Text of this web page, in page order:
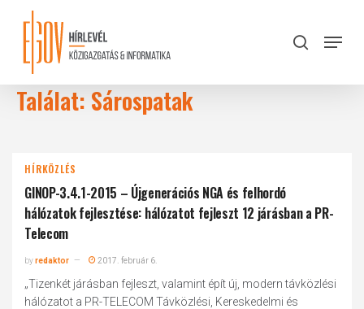
content
search
Menu
Találat: Sárospatak
HÍRKÖZLÉS
GINOP-3.4.1-2015 – Újgenerációs NGA és felhordó
hálózatok fejlesztése: hálózatot fejleszt 12 járásban a PR-
Telecom
byredaktor 2017. február 6.
„Tizenkét járásban fejleszt, valamint épít új, modern távközlési
hálózatot a PR-TELECOM Távközlési, Kereskedelmi és
Close